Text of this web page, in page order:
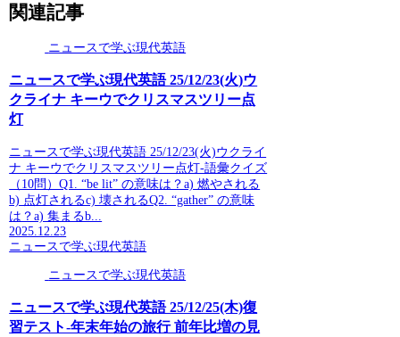
関連記事
ニュースで学ぶ現代英語
ニュースで学ぶ現代英語 25/12/23(火)ウ
クライナ キーウでクリスマスツリー点
灯
ニュースで学ぶ現代英語 25/12/23(火)ウクライ
ナ キーウでクリスマスツリー点灯-語彙クイズ
（10問）Q1. “be lit” の意味は？a) 燃やされる
b) 点灯されるc) 壊されるQ2. “gather” の意味
は？a) 集まるb...
2025.12.23
ニュースで学ぶ現代英語
ニュースで学ぶ現代英語
ニュースで学ぶ現代英語 25/12/25(木)復
習テスト-年末年始の旅行 前年比増の見